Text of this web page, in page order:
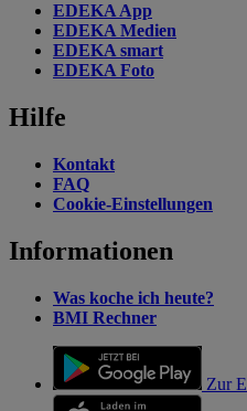
EDEKA App
EDEKA Medien
EDEKA smart
EDEKA Foto
Hilfe
Kontakt
FAQ
Cookie-Einstellungen
Informationen
Was koche ich heute?
BMI Rechner
Zur